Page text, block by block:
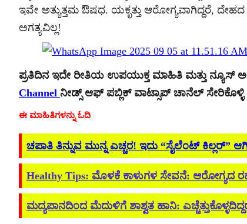
ಇವೇ ಅತ್ಯುತ್ತಮ ಔಷಧ. ಯಕೃತ್ತು ಆರೋಗ್ಯವಾಗಿದ್ದರೆ,
ಅಗತ್ಯವಿಲ್ಲ!
ಪ್ರತಿದಿನ ಇದೇ ರೀತಿಯ ಉಪಯುಕ್ತ ಮಾಹಿತಿ ಮತ್ತು
Channel ನೀಡ್ಸ್ ಆಫ್ ಪಬ್ಲಿಕ್ ವಾಟ್ಸಾಪ್ ಚಾನೆಲ್ ಸೇರಿಕೊಳ್ಳಿ
ಈ ಮಾಹಿತಿಗಳನ್ನು ಓದಿ
ಚಪಾತಿ ತಿನ್ನುವ ಮುನ್ನ ಎಚ್ಚರ! ಇದು “ಸೈಲೆಂಟ್ ಕಿಲ್ಲರ್”
Healthy Tips: ಮೊಳಕೆ ಕಾಳುಗಳ ಸೇವನೆ: ಆರೋಗ್ಯದ
ಮದ್ಯಪಾನದಿಂದ ಮೆದುಳಿಗೆ ಶಾಶ್ವತ ಹಾನಿ: